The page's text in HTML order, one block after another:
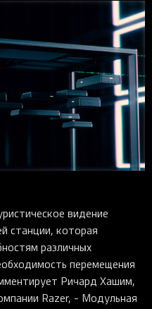
видение
станции, которая
различных
перемещения
Ричард Хашим,
Razer, - Модульная